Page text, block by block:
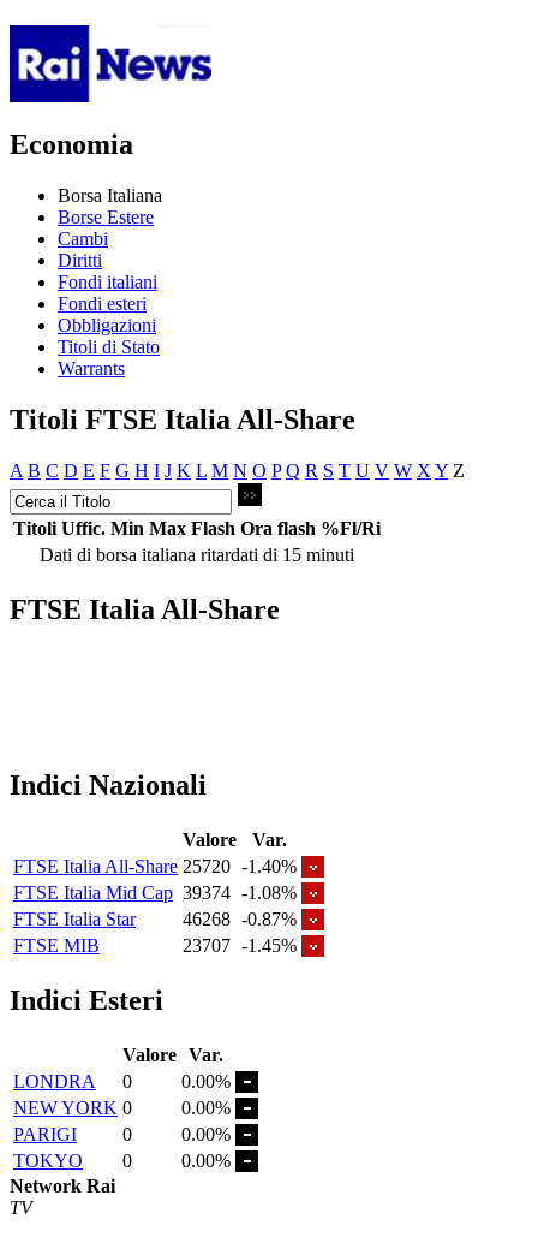
Economia
Borsa Italiana
Borse Estere
Cambi
Diritti
Fondi italiani
Fondi esteri
Obbligazioni
Titoli di Stato
Warrants
Titoli FTSE Italia All-Share
A B C D E F G H I J K L M N O P Q R S T U V W X Y Z
Titoli Uffic. Min Max Flash Ora flash %Fl/Ri
Dati di borsa italiana ritardati di 15 minuti
FTSE Italia All-Share
Indici Nazionali
Valore
Var.
FTSE Italia All-Share 25720 -1.40%
FTSE Italia Mid Cap 39374 -1.08%
FTSE Italia Star
46268 -0.87%
FTSE MIB
23707 -1.45%
Indici Esteri
Valore Var.
LONDRA
0
0.00%
NEW YORK 0
0.00%
PARIGI
0
0.00%
TOKYO
0
0.00%
Network Rai
TV